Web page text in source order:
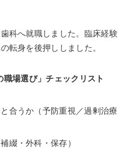
科へ就職しました。臨床経験
転身を後押ししました。
場選び」チェックリスト
合うか（予防重視／過剰治療
綴・外科・保存）